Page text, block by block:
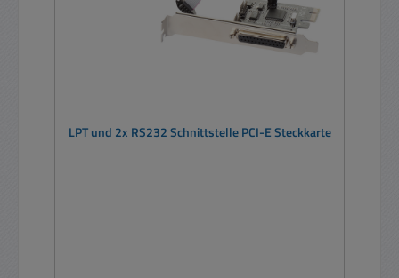
LPT und 2x RS232 Schnittstelle PCI-E Steckkarte